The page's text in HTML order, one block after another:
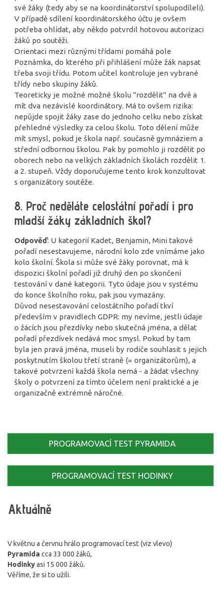
své žáky (tedy aby se na koordinátorství spolupodíleli).
V případě sdílení koordinátorského účtu je ovšem
potřeba ohlídat, aby někdo potvrdil hotovou autorizaci
žáků po soutěži.
Orientaci mezi různými třídami pomáhá pole
Poznámka, do kterého při přihlášení může žák napsat
třeba svoji třídu. Potom učitel kontroluje jen vybrané
třídy nebo skupiny žáků.
Teoreticky je možné možné školu "rozdělit" na dvě a
mít dva nezávislé koordinátory. Má to ovšem rizika:
nepůjde spojit žáky zase do jednoho celku nebo získat
přehledné výsledky za celou školu. Toto dělení může
mít smysl, pokud je škola např. současně gymnáziem a
střední odbornou školou. Pak by pomohlo ji rozdělit po
oborech nebo na velkých základních školách rozdělit 1.
a 2. stupeň. Vždy doporučujeme tento krok konzultovat
s organizátory soutěže.
8. Proč neděláte celostátní pořadí i pro
mladší žáky základních škol?
Odpověď: U kategorií Kadet, Benjamin, Mini takové
pořadí nesestavujeme, národní kolo zde vnímáme jako
kolo školní. Škola si může své žáky porovnat, má k
dispozici školní pořadí již druhý den po skončení
testování v dané kategorii. Tyto údaje jsou v systému
do konce školního roku, pak jsou vymazány.
Důvod nesestavování celostátního pořadí tkví
především v pravidlech GDPR: my nevíme, jestli údaje
o žácích jsou přezdívky nebo skutečná jména, a dělat
pořadí přezdívek nedává moc smysl. Pokud by tam
byla jen pravá jména, museli by rodiče souhlasit s jejich
poskytnutím školou třetí straně (= organizátorům), a
takové potvrzení každá škola nemá - a žádat všechny
školy o potvrzení za tímto účelem není praktické a je
organizačně extrémně náročné.
PROGRAMOVACÍ TEST PYRAMIDA
PROGRAMOVACÍ TEST HODINKY
Aktuálně
V květnu a červnu hrálo programovací test (viz vlevo)
Pyramida cca 33 000 žáků,
Hodinkyasi 15 000 žáků.
Věříme, že si to užili.